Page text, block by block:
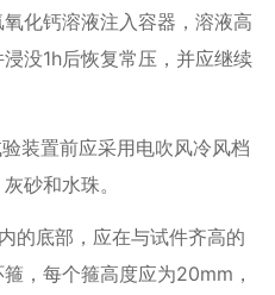
化钙溶液注入容器，溶液高
浸没1h后恢复常压，并应继续
装置前应采用电吹风冷风档
砂和水珠。
的底部，应在与试件齐高的
，每个箍高度应为20mm ，